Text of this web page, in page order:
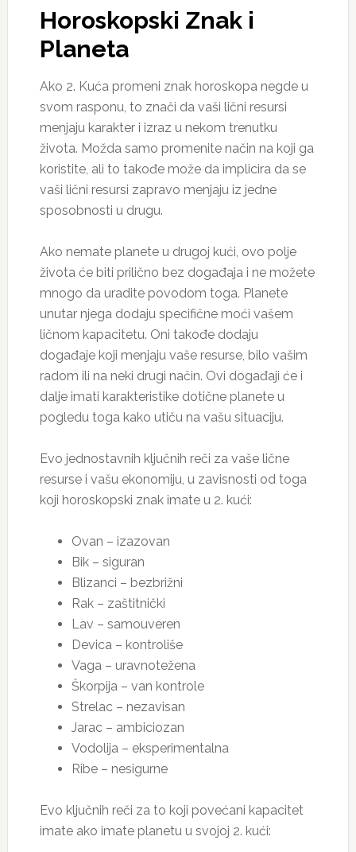
Horoskopski Znak i
Planeta
Ako 2. Kuća promeni znak horoskopa negde u
svom rasponu, to znači da vaši lični resursi
menjaju karakter i izraz u nekom trenutku
života. Možda samo promenite način na koji ga
koristite, ali to takođe može da implicira da se
vaši lični resursi zapravo menjaju iz jedne
sposobnosti u drugu.
Ako nemate planete u drugoj kući, ovo polje
života će biti prilično bez događaja i ne možete
mnogo da uradite povodom toga. Planete
unutar njega dodaju specifične moći vašem
ličnom kapacitetu. Oni takođe dodaju
događaje koji menjaju vaše resurse, bilo vašim
radom ili na neki drugi način. Ovi događaji će i
dalje imati karakteristike dotične planete u
pogledu toga kako utiču na vašu situaciju.
Evo jednostavnih ključnih reči za vaše lične
resurse i vašu ekonomiju, u zavisnosti od toga
koji horoskopski znak imate u 2. kući:
Ovan – izazovan
Bik – siguran
Blizanci – bezbrižni
Rak – zaštitnički
Lav – samouveren
Devica – kontroliše
Vaga – uravnotežena
Škorpija – van kontrole
Strelac – nezavisan
Jarac – ambiciozan
Vodolija – eksperimentalna
Ribe – nesigurne
Evo ključnih reči za to koji povećani kapacitet
imate ako imate planetu u svojoj 2. kući: